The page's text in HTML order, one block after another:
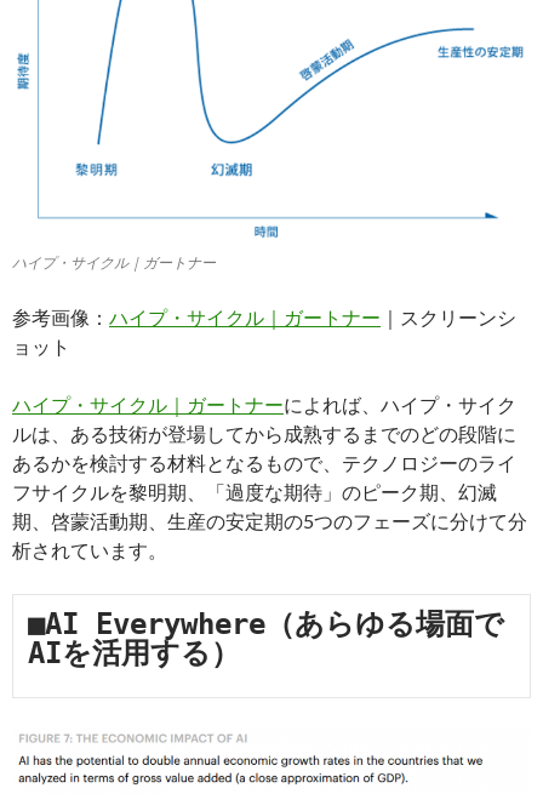
ハイプ・サイクル｜ガートナー
参考画像： ハイプ・サイクル｜ガートナー ｜スクリーンシ
ョット
ハイプ・サイクル｜ガートナーによれば、ハイプ・サイク
ルは、ある技術が登場してから成熟するまでのどの段階に
あるかを検討する材料となるもので、テクノロジーのライ
フサイクルを黎明期、「過度な期待」のピーク期、幻滅
期、啓蒙活動期、生産の安定期の5つのフェーズに分けて分
析されています。
■AI Everywhere（あらゆる場面で
AIを活用する）